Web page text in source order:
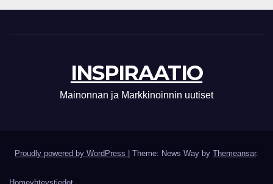
INSPIRAATIO
Mainonnan ja Markkinoinnin uutiset
Proudly powered by WordPress | Theme: News Way by Themeansar.